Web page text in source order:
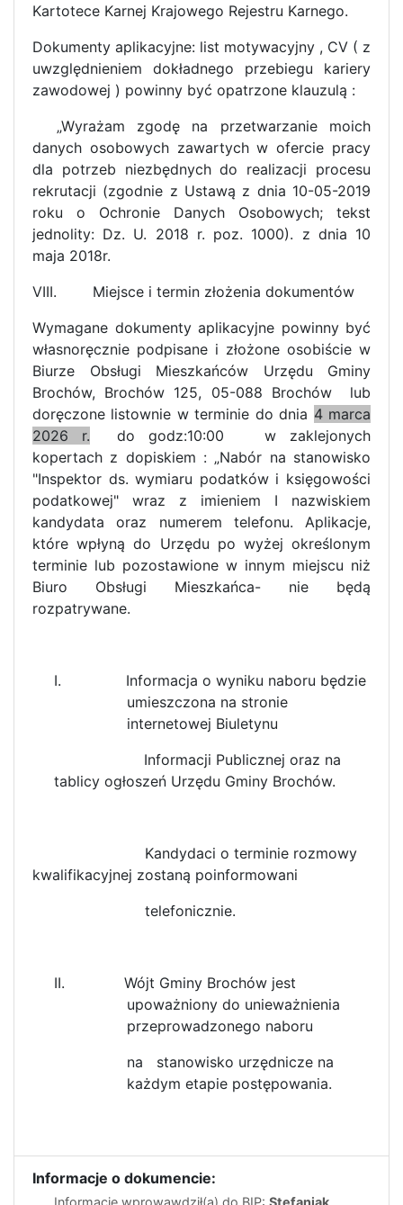
Kartotece Karnej Krajowego Rejestru Karnego.
Dokumenty aplikacyjne: list motywacyjny , CV ( z
uwzględnieniem dokładnego przebiegu kariery
zawodowej ) powinny być opatrzone klauzulą :
„Wyrażam zgodę na przetwarzanie moich
danych osobowych zawartych w ofercie pracy
dla potrzeb niezbędnych do realizacji procesu
rekrutacji (zgodnie z Ustawą z dnia 10-05-2019
roku o Ochronie Danych Osobowych; tekst
jednolity: Dz. U. 2018 r. poz. 1000). z dnia 10
maja 2018r.
VIII. Miejsce i termin złożenia dokumentów
Wymagane dokumenty aplikacyjne powinny być
własnoręcznie podpisane i złożone osobiście w
Biurze Obsługi Mieszkańców Urzędu Gminy
Brochów, Brochów 125, 05-088 Brochów
lub
doręczone listownie w terminie do dnia 4 marca
2026 r.
do godz:10:00 w zaklejonych
kopertach z dopiskiem : „Nabór na stanowisko
"Inspektor ds. wymiaru podatków i księgowości
podatkowej" wraz z imieniem I nazwiskiem
kandydata oraz numerem telefonu. Aplikacje,
które wpłyną do Urzędu po wyżej określonym
terminie lub pozostawione w innym miejscu niż
Biuro Obsługi Mieszkańca- nie będą
rozpatrywane.
I.
Informacja o wyniku naboru będzie
umieszczona na stronie
internetowej Biuletynu
Informacji Publicznej oraz na
tablicy ogłoszeń Urzędu Gminy Brochów.
Kandydaci o terminie rozmowy
kwalifikacyjnej zostaną poinformowani
telefonicznie.
II.
Wójt Gminy Brochów jest
upoważniony do unieważnienia
przeprowadzonego naboru
na stanowisko urzędnicze na
każdym etapie postępowania.
Informacje o dokumencie:
Informację wprowawdził(a) do BIP: Stefaniak